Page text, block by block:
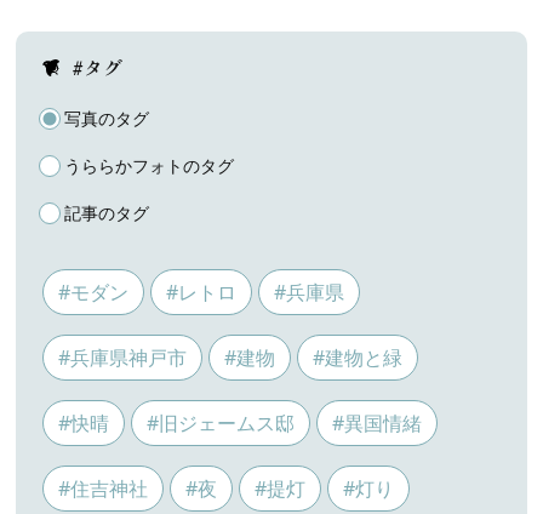
#タグ
写真のタグ
うららかフォトのタグ
記事のタグ
#モダン #レトロ #兵庫県
#兵庫県神戸市 #建物 #建物と緑
#快晴 #旧ジェームス邸 #異国情緒
#住吉神社 #夜 #提灯 #灯り